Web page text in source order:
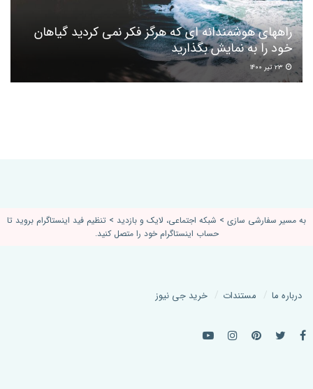
راههای هوشمندانه ای که هرگز فکر نمی کردید گیاهان
خود را به نمایش بگذارید
به مسیر سفارشی سازی > شبکه اجتماعی، لایک و بازدید > تنظیم فید اینستاگرام بروید تا
حساب اینستاگرام خود را متصل کنید.
درباره ما مستندات خرید جی نیوز